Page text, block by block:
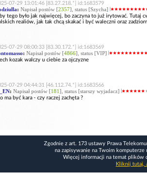
07-29 13:01:46 [83.27.218.*] id:1683579
: Napisał postów [2357], status [Szycha]
tego było jak najwięcej, bo zaczyna to już irytować. Tutaj
realiów, jak tak chcą skakać i być waleczni oraz
07-29 08:00:33 [83.30.172.*] id:1683569
: Napisał postów [4866], status [VIP]
kozak walczy u ciebie za ojczyzne
07-29 04:44:31 [46.112.74.*] id:1683566
: Napisał postów [181], status [starszy wyjadacz]
ma być kara - czy raczej zachęta ?
Zgodnie z art. 173 ustawy Prawa
na zapisywanie na Twoim
Więcej informacji na temat plików
Kliknij tutaj,